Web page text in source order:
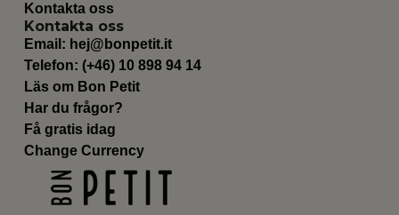
Kontakta oss
Kontakta oss
Email: hej@bonpetit.it
Telefon: (+46) 10 898 94 14
Läs om Bon Petit
Har du frågor?
Få gratis idag
Change Currency